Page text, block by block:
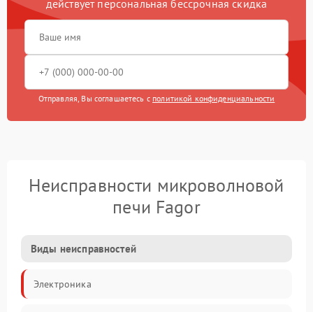
действует персональная бессрочная скидка
Отправляя, Вы соглашаетесь с политикой конфиденциальности
Неисправности микроволновой
печи Fagor
Виды неисправностей
Электроника